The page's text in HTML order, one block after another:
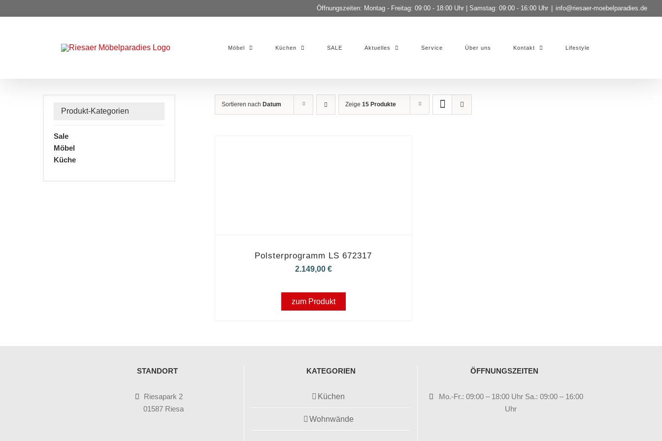
Inhalt
Öffnungszeiten: Montag - Freitag: 09:00 - 18:00 Uhr | Samstag: 09:00 - 16:00 Uhr info@riesaer-moebelparadies.de
Möbel Küchen SALE Aktuelles Service Über uns Kontakt Lifestyle
Sortieren nach Datum Zeige15 Produkte
Polsterprogramm LS 672317
2.149,00 €
zum Produkt
Produkt-Kategorien
Sale
Möbel
Küche
STANDORT
Riesapark 2
01587 Riesa
KATEGORIEN
Küchen
Wohnwände
ÖFFNUNGSZEITEN
Mo.-Fr.: 09:00 – 18:00 Uhr Sa.: 09:00 – 16:00
Uhr